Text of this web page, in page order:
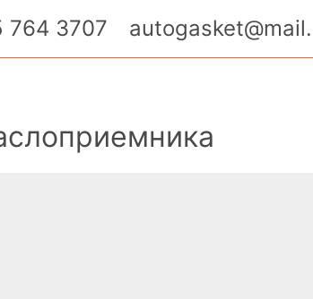
764 3707